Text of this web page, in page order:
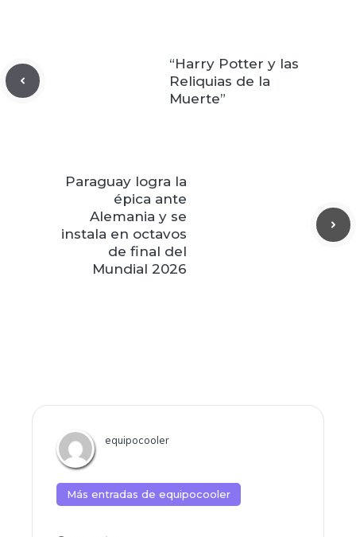
“Harry Potter y las
Reliquias de la
Muerte”
Paraguay logra la
épica ante
Alemania y se
instala en octavos
de final del
Mundial 2026
equipocooler
Más entradas de equipocooler